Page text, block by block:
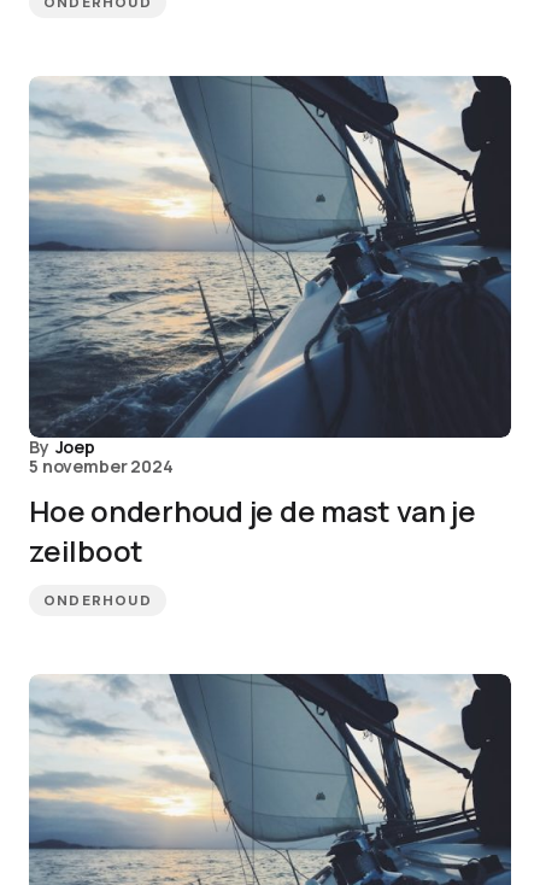
By Joep
5 november 2024
Hoe onderhoud je de mast van je
zeilboot
ONDERHOUD